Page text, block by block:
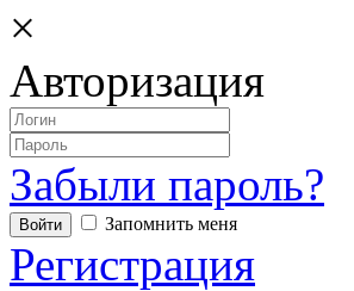
×
Авторизация
Забыли пароль?
Запомнить меня
Регистрация